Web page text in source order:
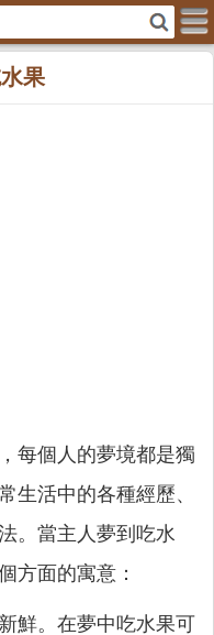
果
每個人的夢境都是獨
生活中的各種經歷、
。當主人夢到吃水
方面的寓意：
鮮。在夢中吃水果可